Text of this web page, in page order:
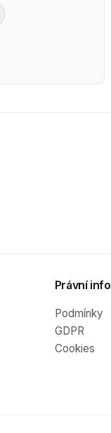
Právní info
Podmínky
GDPR
Cookies